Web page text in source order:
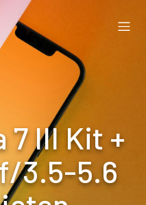
7 III Kit +
3.5-5.6